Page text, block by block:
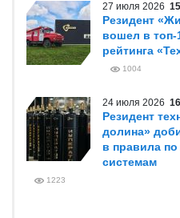
27 июля 2026
Резидент
вошел в топ-
рейтинга
1004
24 июля 2026
Резидент
долина»
в правила
системам
1223